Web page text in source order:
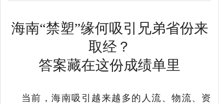
海南“禁塑”缘何吸引兄弟省份来
取经？
答案藏在这份成绩单里
当前，海南吸引越来越多的人流、物流、资